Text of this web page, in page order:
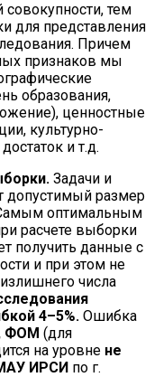
тем
для представления
Причем
признаков мы
образования,
ценностные
культурно-
и т.д.
Задачи и
допустимый размер
оптимальным
расчете выборки
получить данные с
и при этом не
числа
4–5%. Ошибка
ФОМ (для
на уровне не
ИРСИ по г.